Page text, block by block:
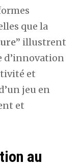
que la
illustrent
d’innovation
et
jeu en
et
au